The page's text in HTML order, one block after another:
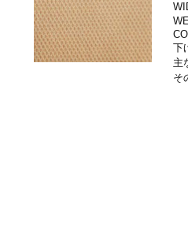
下
主
そ